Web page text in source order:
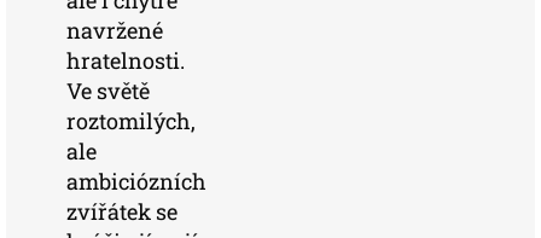
navržené
hratelnosti.
Ve světě
roztomilých,
ale
ambiciózních
zvířátek se